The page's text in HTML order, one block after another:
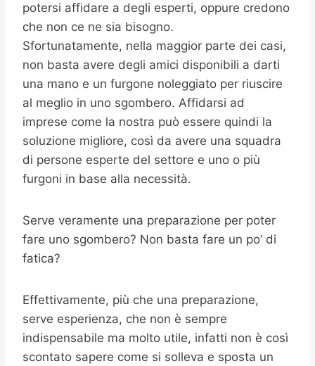
potersi affidare a degli esperti, oppure credono
che non ce ne sia bisogno.
Sfortunatamente, nella maggior parte dei casi,
non basta avere degli amici disponibili a darti
una mano e un furgone noleggiato per riuscire
al meglio in uno sgombero. Affidarsi ad
imprese come la nostra può essere quindi la
soluzione migliore, così da avere una squadra
di persone esperte del settore e uno o più
furgoni in base alla necessità.
Serve veramente una preparazione per poter
fare uno sgombero? Non basta fare un po’ di
fatica?
Effettivamente, più che una preparazione,
serve esperienza, che non è sempre
indispensabile ma molto utile, infatti non è così
scontato sapere come si solleva e sposta un